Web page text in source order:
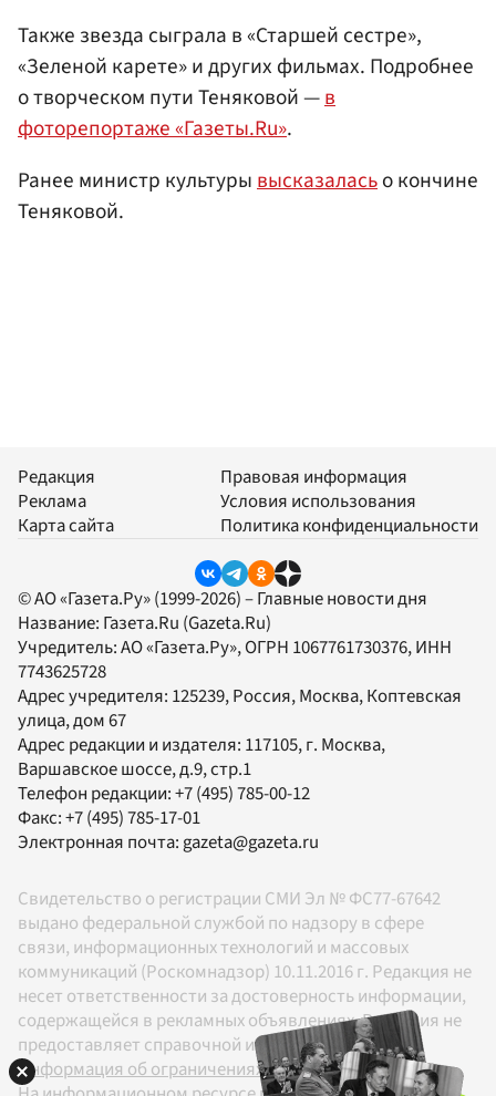
Также звезда сыграла в «Старшей сестре»,
«Зеленой карете» и других фильмах. Подробнее
о творческом пути Теняковой —в
фоторепортаже «Газеты.Ru».
Ранее министр культурывысказаласьо кончине
Теняковой.
Редакция
Реклама
Карта сайта
Правовая информация
Условия использования
Политика конфиденциальности
© АО «Газета.Ру» (1999-2026) – Главные новости дня
Название: Газета.Ru (Gazeta.Ru)
Учредитель:АО «Газета.Ру», ОГРН 1067761730376, ИНН
7743625728
Адрес учредителя: 125239, Россия, Москва, Коптевская
улица, дом 67
Адрес редакции и издателя: 117105, г. Москва,
Варшавское шоссе, д.9, стр.1
Телефон редакции:+7 (495) 785-00-12
Факс:+7 (495) 785-17-01
Электронная почта: gazeta@gazeta.ru
Свидетельство о регистрации СМИ Эл № ФС77-67642
выдано федеральной службой по надзору в сфере
связи, информационных технологий и массовых
коммуникаций (Роскомнадзор) 10.11.2016 г. Редакция не
несет ответственности за достоверность информации,
содержащейся в рекламных объявлениях. Редакция не
предоставляет справочной информации.
Информация об ограничениях